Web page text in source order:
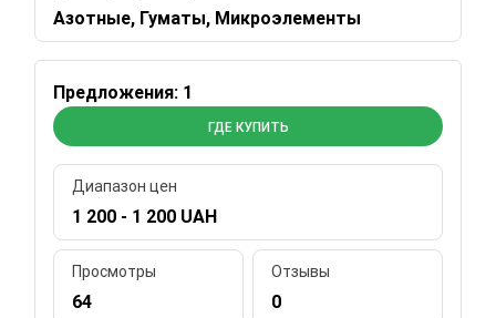
Азотные, Гуматы, Микроэлементы
Предложения: 1
ГДЕ КУПИТЬ
Диапазон цен
1 200 - 1 200 UAH
Просмотры
64
Отзывы
0